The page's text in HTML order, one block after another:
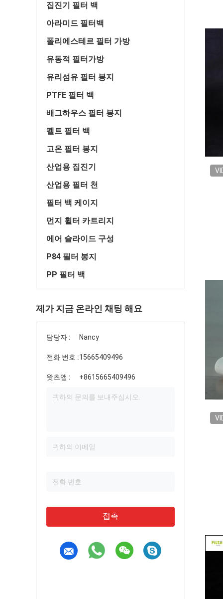
집진기 필터 백
아라미드 필터백
폴리에스테르 필터 가방
유동적 필터가방
유리섬유 필터 봉지
PTFE 필터 백
배그하우스 필터 봉지
펠트 필터 백
고온 필터 봉지
산업용 집진기
산업용 필터 천
필터 백 케이지
먼지 휠터 카트리지
에어 슬라이드 구성
P84 필터 봉지
PP 필터 백
제가 지금 온라인 채팅 해요
담당자 : Nancy
전화 번호 :15665409496
왓츠앱 : +8615665409496
접촉